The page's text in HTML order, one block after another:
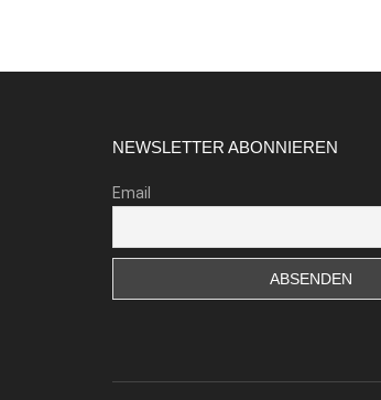
NEWSLETTER ABONNIEREN
Email